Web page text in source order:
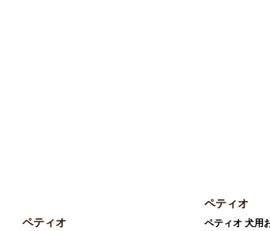
ペティオ
ペティオ
ペティオ 犬用